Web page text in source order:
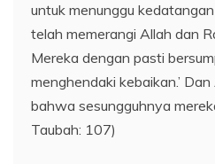
untuk menunggu
telah memerangi Allah dan
Mereka dengan pasti
menghendaki kebaikan.’
bahwa sesungguhnya
Taubah: 107)